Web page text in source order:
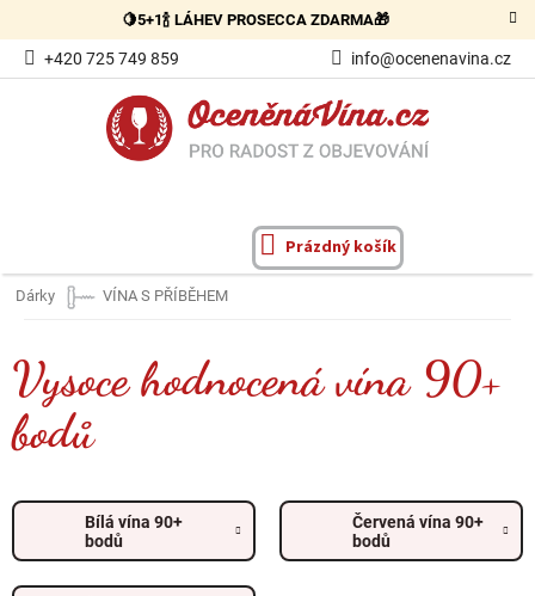
obsah
🍋5+1🍾 LÁHEV PROSECCA ZDARMA🎁
+420 725 749 859 info@ocenenavina.cz
NÁKUPNÍ
Prázdný košík
Dárky VÍNA S PŘÍBĚHEM
Vysoce hodnocená vína 90+
bodů
Bílá vína 90+
bodů
Červená vína 90+
bodů